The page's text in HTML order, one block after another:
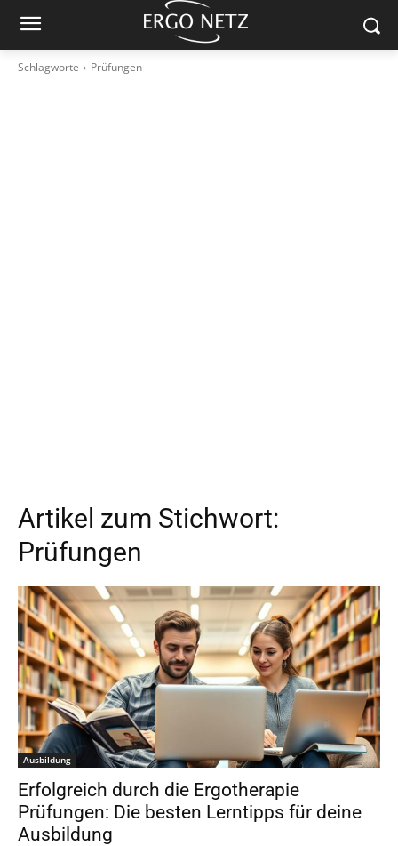
Schlagworte Prüfungen
Artikel zum Stichwort:
Prüfungen
Ausbildung
Erfolgreich durch die Ergotherapie
Prüfungen: Die besten Lerntipps für deine
Ausbildung